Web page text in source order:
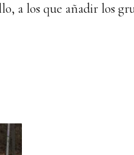
a los que añadir los